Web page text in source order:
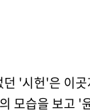
'시헌'은 이
모습을 보고 '